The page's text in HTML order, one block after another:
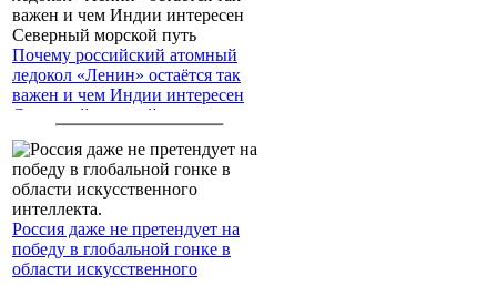
Почему российский атомный
ледокол «Ленин» остаётся так
важен и чем Индии интересен
Северный морской путь
Россия даже не претендует на
победу в глобальной гонке в
области искусственного